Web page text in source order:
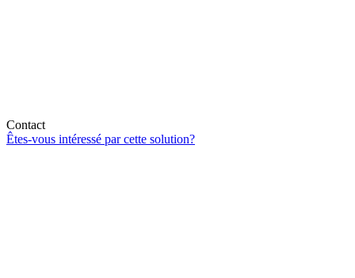
Contact
Êtes-vous intéressé par cette solution?